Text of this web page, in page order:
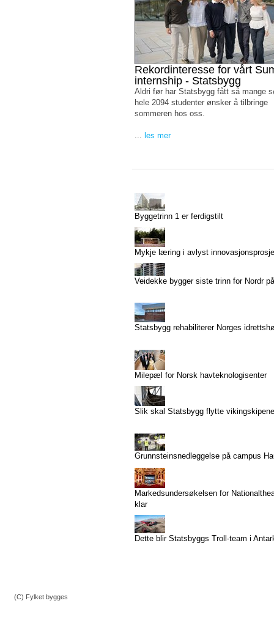
Rekordinteresse for vårt
internship - Statsbygg
Aldri før har Statsbygg fått så mange
hele 2094 studenter ønsker å tilbringe
sommeren hos oss.
... les mer
Byggetrinn 1 er ferdigstilt
Mykje læring i avlyst
Veidekke bygger siste trinn for Nordr
Statsbygg rehabiliterer Norges
Milepæl for Norsk havteknologisenter
Slik skal Statsbygg flytte vikingskipene
Grunnsteinsnedleggelse på campus
Markedsundersøkelsen for
klar
Dette blir Statsbyggs Troll-team i
(C) Fylket bygges